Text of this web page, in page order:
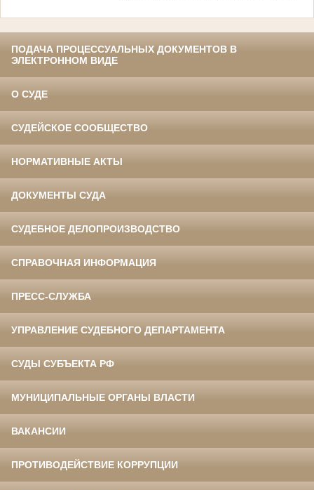
ПОДАЧА ПРОЦЕССУАЛЬНЫХ ДОКУМЕНТОВ В
ЭЛЕКТРОННОМ ВИДЕ
О СУДЕ
СУДЕЙСКОЕ СООБЩЕСТВО
НОРМАТИВНЫЕ АКТЫ
ДОКУМЕНТЫ СУДА
СУДЕБНОЕ ДЕЛОПРОИЗВОДСТВО
СПРАВОЧНАЯ ИНФОРМАЦИЯ
ПРЕСС-СЛУЖБА
УПРАВЛЕНИЕ СУДЕБНОГО ДЕПАРТАМЕНТА
СУДЫ СУБЪЕКТА РФ
МУНИЦИПАЛЬНЫЕ ОРГАНЫ ВЛАСТИ
ВАКАНСИИ
ПРОТИВОДЕЙСТВИЕ КОРРУПЦИИ